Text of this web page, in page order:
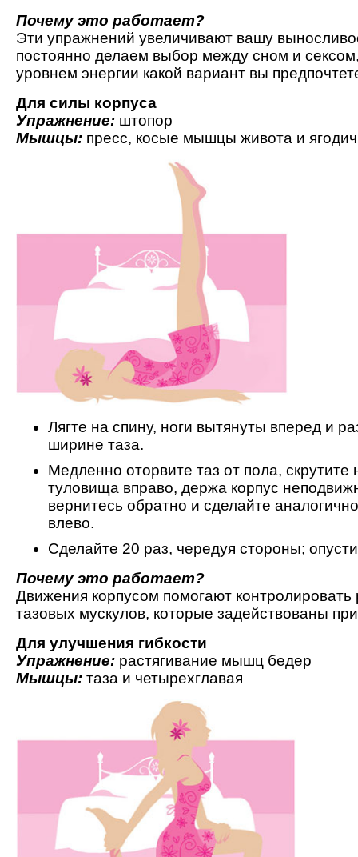
Почему это работает?
Эти упражнений увеличивают вашу
постоянно делаем выбор между сном и
уровнем энергии какой вариант вы
Для силы корпуса
Упражнение: штопор
Мышцы: пресс, косые мышцы живота и
Лягте на спину, ноги вытянуты вперед и
ширине таза.
Медленно оторвите таз от пола,
туловища вправо, держа корпус
вернитесь обратно и сделайте
влево.
Сделайте 20 раз, чередуя стороны;
Почему это работает?
Движения корпусом помогают
тазовых мускулов, которые задействованы
Для улучшения гибкости
Упражнение: растягивание мышц бедер
Мышцы: таза и четырехглавая